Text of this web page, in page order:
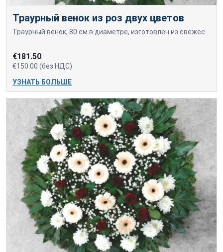
Траурный венок из роз двух цветов
€181.50
€150.00 (без НДС)
УЗНАТЬ БОЛЬШЕ